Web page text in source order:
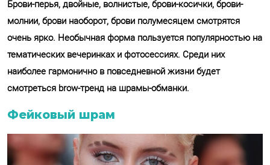
Брови-перья, двойные, волнистые, брови-косички, брови-
молнии, брови наоборот, брови полумесяцем смотрятся
очень ярко. Необычная форма пользуется популярностью на
тематических вечеринках и фотосессиях. Среди них
наиболее гармонично в повседневной жизни будет
смотреться brow-тренд на шрамы-обманки.
Фейковый шрам